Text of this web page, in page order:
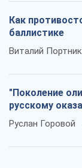
Как
баллистике
Виталий
"Поколение
русскому
Руслан Горовой